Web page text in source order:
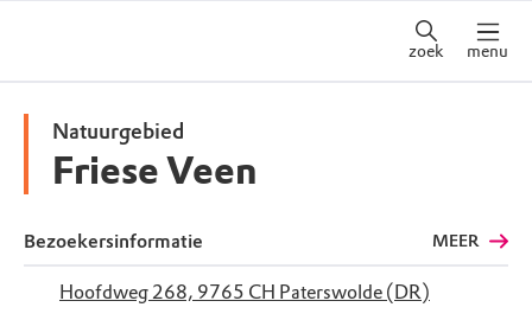
zoek menu
Natuurgebied
Friese Veen
Bezoekersinformatie MEER
Hoofdweg 268, 9765 CH Paterswolde (DR)